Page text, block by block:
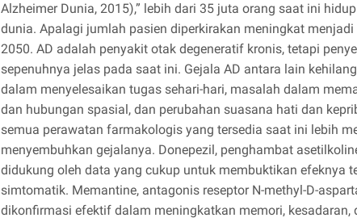
Alzheimer Dunia, 2015),” lebih dari 35 juta orang saat ini
dunia. Apalagi jumlah pasien diperkirakan meningkat
2050. AD adalah penyakit otak degeneratif kronis, tetapi
sepenuhnya jelas pada saat ini. Gejala AD antara lain
dalam menyelesaikan tugas sehari-hari, masalah dalam
dan hubungan spasial, dan perubahan suasana hati dan
semua perawatan farmakologis yang tersedia saat ini lebih
menyembuhkan gejalanya. Donepezil, penghambat
didukung oleh data yang cukup untuk membuktikan efeknya
simtomatik. Memantine, antagonis reseptor N-methyl-D-
dikonfirmasi efektif dalam meningkatkan memori, kesadaran,